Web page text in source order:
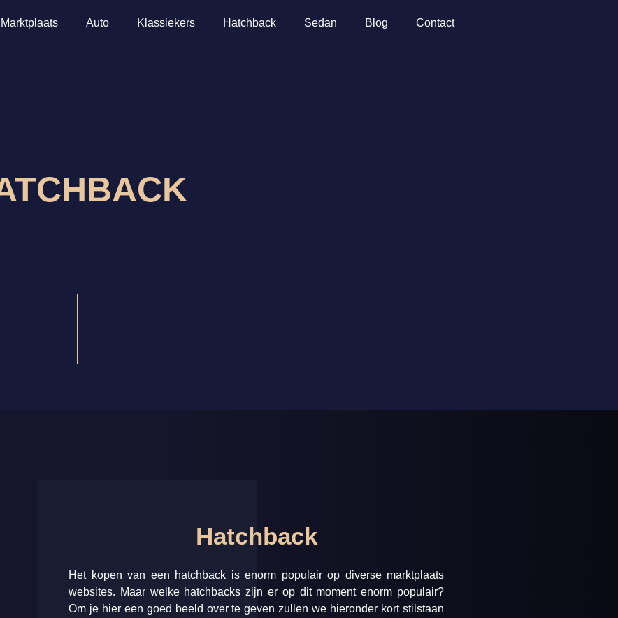
Auto Klassiekers Hatchback Sedan Blog Contact
Hatchback
Het kopen van een hatchback is enorm populair op diverse marktplaats
websites. Maar welke hatchbacks zijn er op dit moment enorm populair?
Om je hier een goed beeld over te geven zullen we hieronder kort stilstaan